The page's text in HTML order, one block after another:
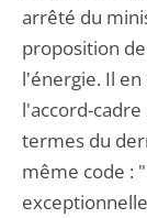
arrêté du
proposition
l'énergie. Il
l'accord-
termes du
même code :